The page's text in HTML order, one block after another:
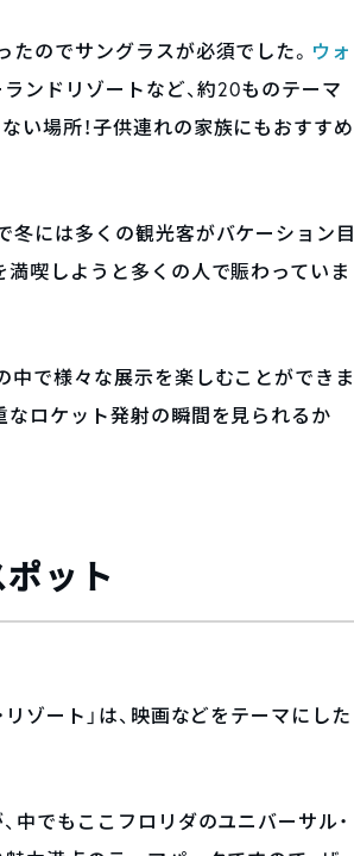
のでサングラスが必須でした。 ウォ
ンドリゾートなど、約20ものテーマ
い場所！子供連れの家族にもおすすめ
冬には多くの観光客がバケーション目
喫しようと多くの人で賑わっていま
中で様々な展示を楽しむことができま
なロケット発射の瞬間を見られるか
ット
ゾート」は、映画などをテーマにした
中でもここフロリダのユニバーサル・